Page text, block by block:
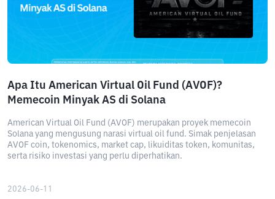
Apa Itu American Virtual Oil Fund (AVOF)?
Memecoin Minyak AS di Solana
American Virtual Oil Fund (AVOF) merupakan proyek memecoin
Solana yang mengusung narasi virtual oil fund. Simak penjelasan
AVOF coin, tokenomics, market cap, likuiditas token, komunitas,
serta risiko investasi yang perlu diperhatikan.
2026-06-11